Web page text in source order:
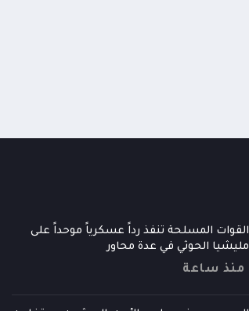
القوات المسلحة تنفذ رداً عسكرياً موحداً على
مليشيا الحوثي في عدة محاور
منذ ساعة